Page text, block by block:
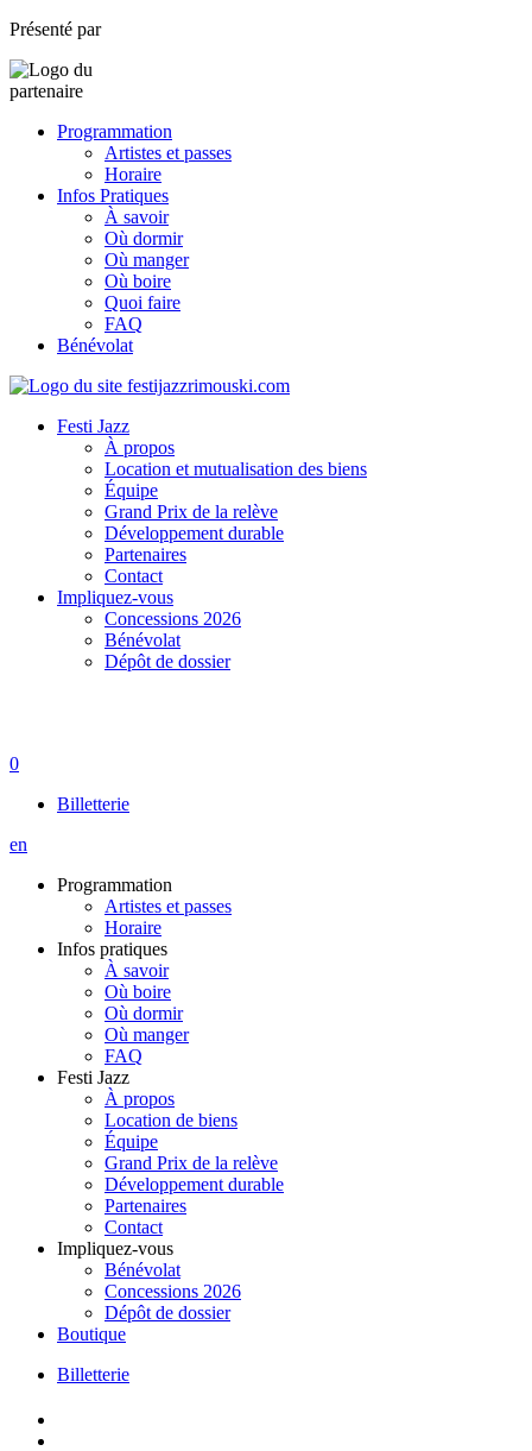
Présenté par
Programmation
Artistes et passes
Horaire
Infos Pratiques
À savoir
Où dormir
Où manger
Où boire
Quoi faire
FAQ
Bénévolat
Festi Jazz
À propos
Location et mutualisation des biens
Équipe
Grand Prix de la relève
Développement durable
Partenaires
Contact
Impliquez-vous
Concessions 2026
Bénévolat
Dépôt de dossier
0
Billetterie
en
Programmation
Artistes et passes
Horaire
Infos pratiques
À savoir
Où boire
Où dormir
Où manger
FAQ
Festi Jazz
À propos
Location de biens
Équipe
Grand Prix de la relève
Développement durable
Partenaires
Contact
Impliquez-vous
Bénévolat
Concessions 2026
Dépôt de dossier
Boutique
Billetterie